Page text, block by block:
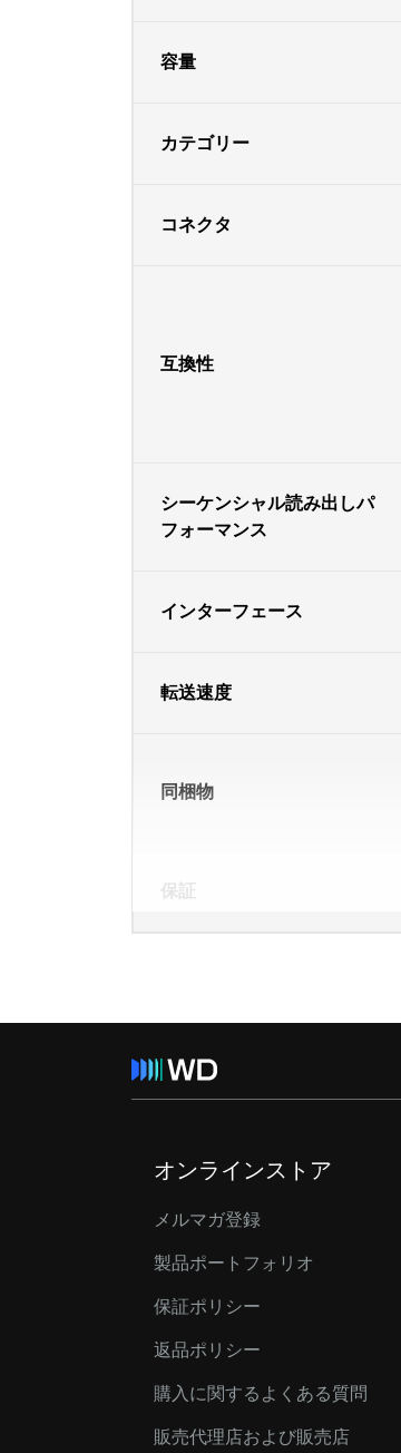
容量
カテゴリー
コネクタ
互換性
シーケンシャル読み出しパ
フォーマンス
インターフェース
転送速度
同梱物
保証
オンラインストア
メルマガ登録
製品ポートフォリオ
保証ポリシー
返品ポリシー
購入に関するよくある質問
販売代理店および販売店